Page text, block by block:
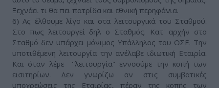
Ξεχνάει τι θα πει πατρίδα και εθνική περηφάνια.
6) Ας έλθουμε λίγο και στα λειτουργικά του Σταθμού.
Στο πως λειτουργεί δηλ ο Σταθμός. Κατ' αρχήν στο
Σταθμό δεν υπάρχει μόνιμος Υπάλληλος του ΟΣΕ. Την
υποτιθέμενη λειτουργία την ανέλαβε ιδιωτική Εταιρία.
Και όταν λέμε ''λειτουργία'' εννοούμε την κοπή των
εισιτηρίων. Δεν γνωρίζω αν στις συμβατικές
υποχρεώσεις της Εταιρίας, πέραν της κοπής των